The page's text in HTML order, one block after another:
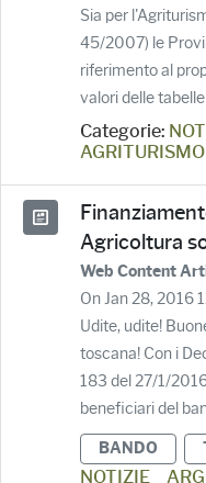
Sia per
45/2007) le
riferimento al
valori delle
Categorie:
AGRITURISMO
Agricoltura
Web Content
On Jan 28, 2016
Udite, udite!
toscana! Con i
183 del 27/1/
beneficiari del
BANDO
NOTIZIE